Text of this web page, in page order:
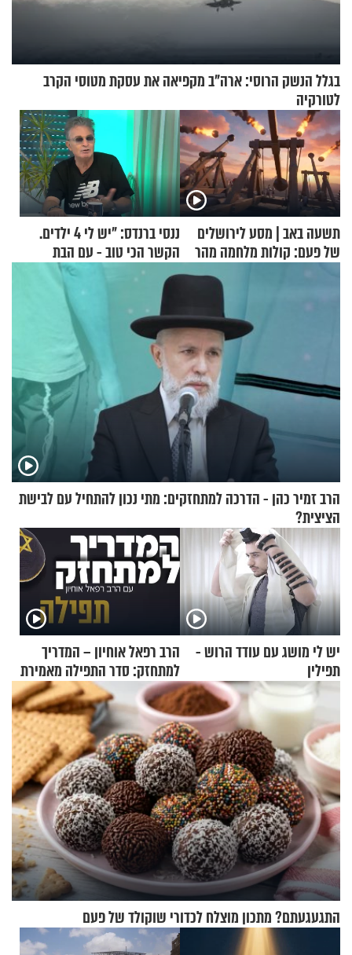
בגלל הנשק הרוסי: ארה"ב מקפיאה את עסקת מטוסי הקרב
לטורקיה
תשעה באב | מסע לירושלים
של פעם: קולות מלחמה מהר
הזיתים
ננסי ברנדס: "יש לי 4 ילדים.
הקשר הכי טוב - עם הבת
החרדית"
הרב זמיר כהן - הדרכה למתחזקים: מתי נכון להתחיל עם לבישת
הציצית?
יש לי מושג עם עודד הרוש -
תפילין
הרב רפאל אוחיון – המדריך
למתחזק: סדר התפילה מאמירת
הקורבנות ועד קריאת שמע
התגעגעתם? מתכון מוצלח לכדורי שוקולד של פעם